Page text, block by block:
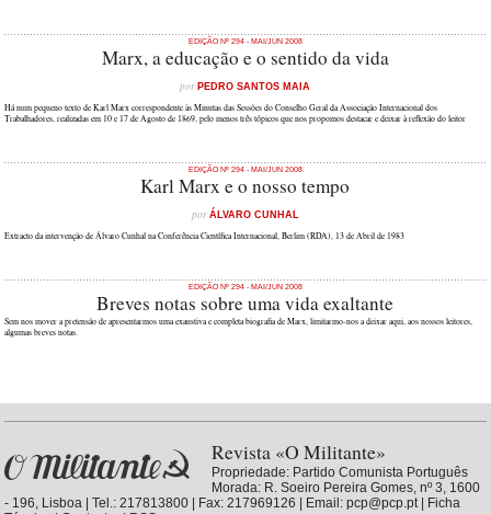
EDIÇÃO Nº 294 - MAI/JUN 2008
Marx, a educação e o sentido da vida
porPEDRO SANTOS MAIA
Há num pequeno texto de Karl Marx correspondente às Minutas das Sessões do Conselho Geral da Associação Internacional dos
Trabalhadores, realizadas em 10 e 17 de Agosto de 1869, pelo menos três tópicos que nos propomos destacar e deixar à reflexão do leitor
EDIÇÃO Nº 294 - MAI/JUN 2008
Karl Marx e o nosso tempo
porÁLVARO CUNHAL
Extracto da intervenção de Álvaro Cunhal na Conferência Científica Internacional, Berlim (RDA), 13 de Abril de 1983
EDIÇÃO Nº 294 - MAI/JUN 2008
Breves notas sobre uma vida exaltante
Sem nos mover a pretensão de apresentarmos uma exaustiva e completa biografia de Marx, limitarmo-nos a deixar aqui, aos nossos leitores,
algumas breves notas.
Revista «O Militante»
Propriedade: Partido Comunista Português
Morada: R. Soeiro Pereira Gomes, nº 3, 1600
- 196, Lisboa | Tel.: 217813800 | Fax: 217969126 | Email: pcp@pcp.pt |
Ficha